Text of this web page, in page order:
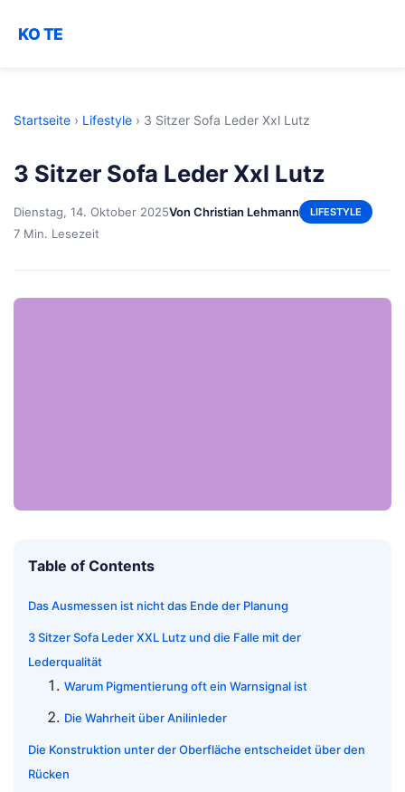
KO TE
Startseite › Lifestyle › 3 Sitzer Sofa Leder Xxl Lutz
3 Sitzer Sofa Leder Xxl Lutz
Dienstag, 14. Oktober 2025Von Christian Lehmann LIFESTYLE
7 Min. Lesezeit
Table of Contents
Das Ausmessen ist nicht das Ende der Planung
3 Sitzer Sofa Leder XXL Lutz und die Falle mit der
Lederqualität
Warum Pigmentierung oft ein Warnsignal ist
Die Wahrheit über Anilinleder
Die Konstruktion unter der Oberfläche entscheidet über den
Rücken